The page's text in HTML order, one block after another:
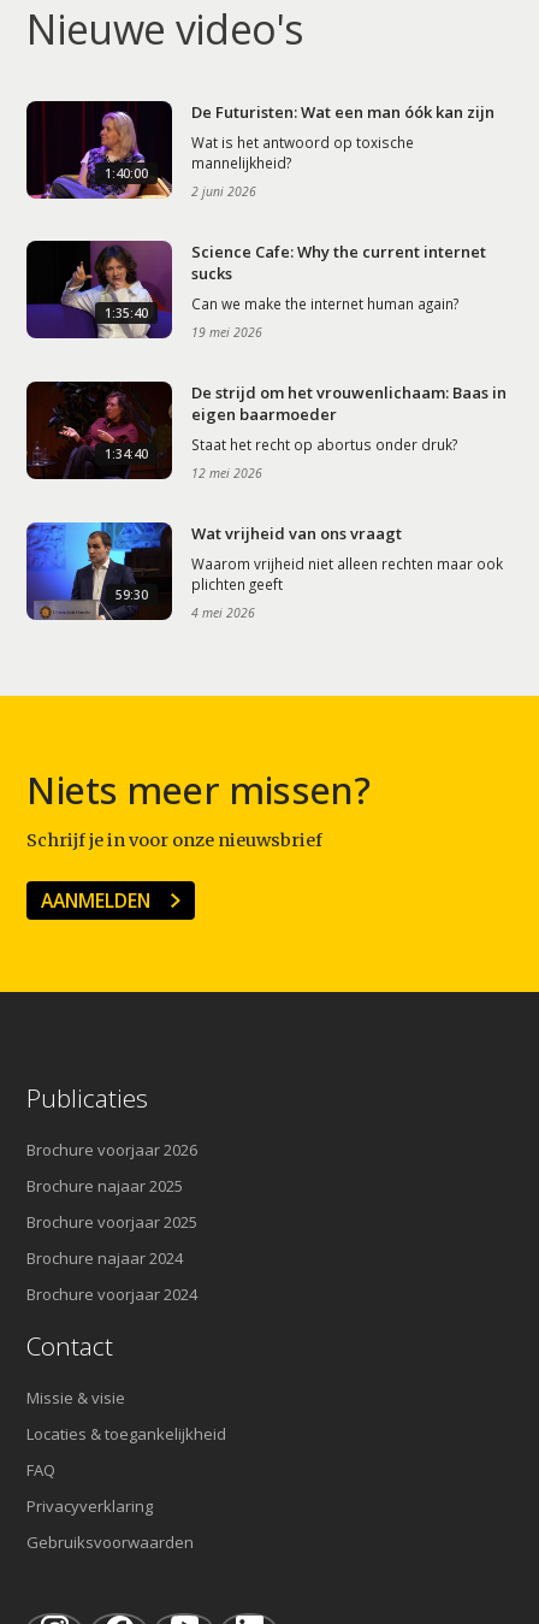
Nieuwe video's
1:40:00
De Futuristen: Wat een man óók kan zijn
Wat is het antwoord op toxische
mannelijkheid?
2 juni 2026
1:35:40
Science Cafe: Why the current internet
sucks
Can we make the internet human again?
19 mei 2026
1:34:40
De strijd om het vrouwenlichaam: Baas in
eigen baarmoeder
Staat het recht op abortus onder druk?
12 mei 2026
59:30
Wat vrijheid van ons vraagt
Waarom vrijheid niet alleen rechten maar ook
plichten geeft
4 mei 2026
Niets meer missen?
Schrijf je in voor onze nieuwsbrief
AANMELDEN
Publicaties
Brochure voorjaar 2026
Brochure najaar 2025
Brochure voorjaar 2025
Brochure najaar 2024
Brochure voorjaar 2024
Contact
Missie & visie
Locaties & toegankelijkheid
FAQ
Privacyverklaring
Gebruiksvoorwaarden